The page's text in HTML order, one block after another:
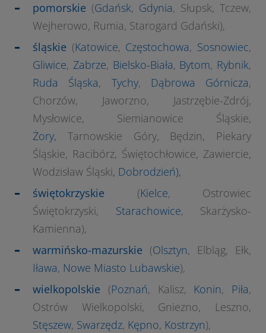
pomorskie (Gdańsk, Gdynia, Słupsk, Tczew,
Wejherowo, Rumia, Starogard Gdański),
śląskie (Katowice, Częstochowa, Sosnowiec,
Gliwice, Zabrze, Bielsko-Biała, Bytom, Rybnik,
Ruda Śląska, Tychy, Dąbrowa Górnicza,
Chorzów, Jaworzno, Jastrzębie-Zdrój,
Mysłowice, Siemianowice Śląskie,
Żory, Tarnowskie Góry, Będzin, Piekary
Śląskie, Racibórz, Świętochłowice, Zawiercie,
Wodzisław Śląski, Dobrodzień),
świętokrzyskie (Kielce, Ostrowiec
Świętokrzyski, Starachowice, Skarżysko-
Kamienna),
warmińsko-mazurskie (Olsztyn, Elbląg, Ełk,
Iława, Nowe Miasto Lubawskie),
wielkopolskie (Poznań, Kalisz, Konin, Piła,
Ostrów Wielkopolski, Gniezno, Leszno,
Stęszew, Swarzędz, Kępno, Kostrzyn),